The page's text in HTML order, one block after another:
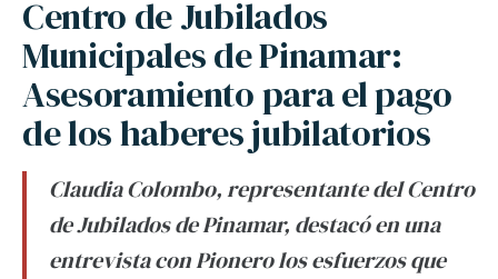
Centro de Jubilados
Municipales de Pinamar:
Asesoramiento para el pago
de los haberes jubilatorios
Claudia Colombo, representante del Centro
de Jubilados de Pinamar, destacó en una
entrevista con Pionero los esfuerzos que